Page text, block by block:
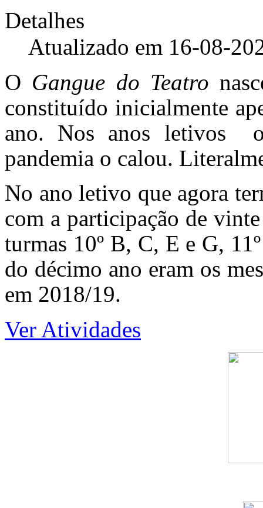
Detalhes
Atualizado em 16-08-
O Gangue do Teatro
constituído inicialmente
ano. Nos anos letivos
pandemia o calou.
No ano letivo que agora
com a participação de
turmas 10º B, C, E e G,
do décimo ano eram os
em 2018/19.
Ver Atividades